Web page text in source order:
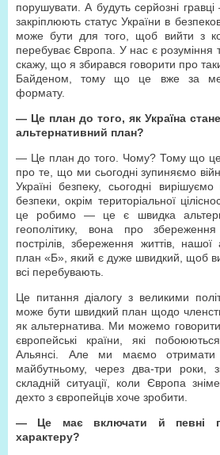
порушувати. А будуть серйозні
закріплюють статус України в
може бути для того, щоб вийти з
перебуває Європа. У нас є розуміння
скажу, що я збирався говорити про
Байденом, тому що це вже за
формату.
— Це план до того, як Україна
альтернативний план?
— Це план до того. Чому? Тому що
про те, що ми сьогодні зупиняємо
Україні безпеку, сьогодні
безпеки, окрім територіальної
це робимо — це є швидка
геополітику, вона про
пострілів, збереження життів,
план «Б», який є дуже швидкий, щоб
всі перебувають.
Це питання діалогу з великими
може бути швидкий план щодо
як альтернатива. Ми можемо
європейські країни, які
Альянсі. Але ми маємо отримати
майбутньому, через два-три роки,
складній ситуації, коли Європа
дехто з європейців хоче зробити.
— Це має включати й певні
характеру?